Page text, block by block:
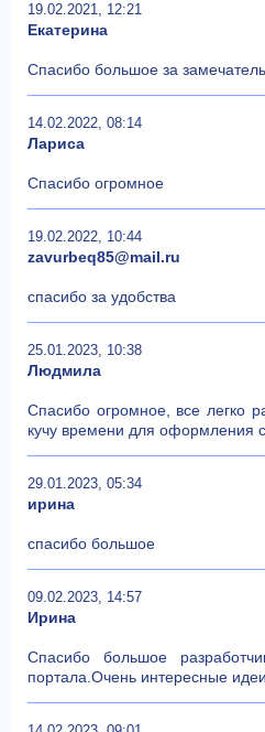
19.02.2021, 12:21
Екатерина
Спасибо большое за
14.02.2022, 08:14
Лариса
Спасибо огромное
19.02.2022, 10:44
zavurbeq85@mail.ru
спасибо за удобства
25.01.2023, 10:38
Людмила
Спасибо огромное, все легко
кучу времени для оформления
29.01.2023, 05:34
ирина
спасибо большое
09.02.2023, 14:57
Ирина
Спасибо большое
портала.Очень интересные